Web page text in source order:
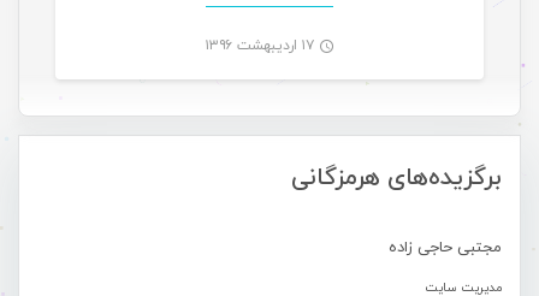
برگزیده‌های هرمزگانی
مجتبی حاجی زاده
مدیریت سایت
۱۷ اردیبهشت ۱۳۹۶